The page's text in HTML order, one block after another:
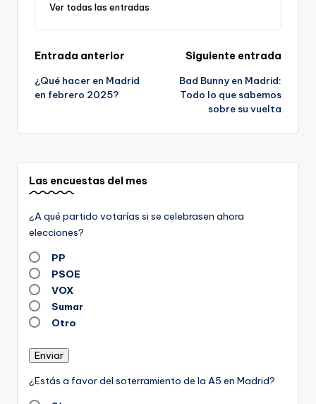
Ver todas las entradas
Navegación
de
Entrada anterior
¿Qué hacer en Madrid
en febrero 2025?
Siguiente entrada
Bad Bunny en Madrid:
Todo lo que sabemos
sobre su vuelta
Las encuestas del mes
¿A qué partido votarías si se celebrasen ahora
elecciones?
PP
PSOE
VOX
Sumar
Otro
Enviar
¿Estás a favor del soterramiento de la A5 en Madrid?